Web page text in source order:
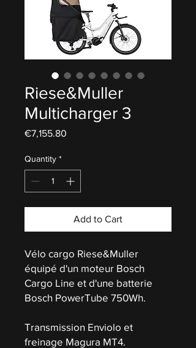
Riese&Muller
Multicharger 3
€7,155.80
Quantity *
Add to Cart
Vélo cargo Riese&Muller
équipé d'un moteur Bosch
Cargo Line et d'une batterie
Bosch PowerTube 750Wh.
Transmission Enviolo et
freinage Magura MT4.